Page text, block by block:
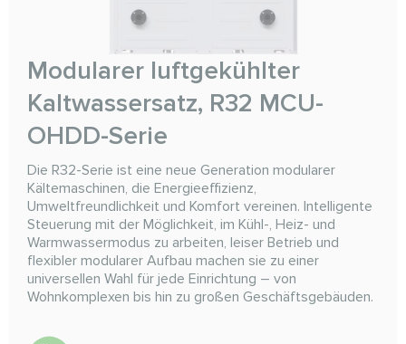
Modularer luftgekühlter
Kaltwassersatz, R32 MCU-
OHDD-Serie
Die R32-Serie ist eine neue Generation modularer
Kältemaschinen, die Energieeffizienz,
Umweltfreundlichkeit und Komfort vereinen. Intelligente
Steuerung mit der Möglichkeit, im Kühl-, Heiz- und
Warmwassermodus zu arbeiten, leiser Betrieb und
flexibler modularer Aufbau machen sie zu einer
universellen Wahl für jede Einrichtung – von
Wohnkomplexen bis hin zu großen Geschäftsgebäuden.